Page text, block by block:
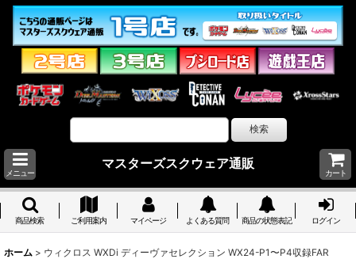
メニュー
マスターズスクウェア通販
カート
商品検索 ご利用案内 マイページ よくある質問 商品の状態表記 ログイン
ホーム > ウィクロス WXDi ディーヴァセレクション WX24-P1〜P4収録FAR